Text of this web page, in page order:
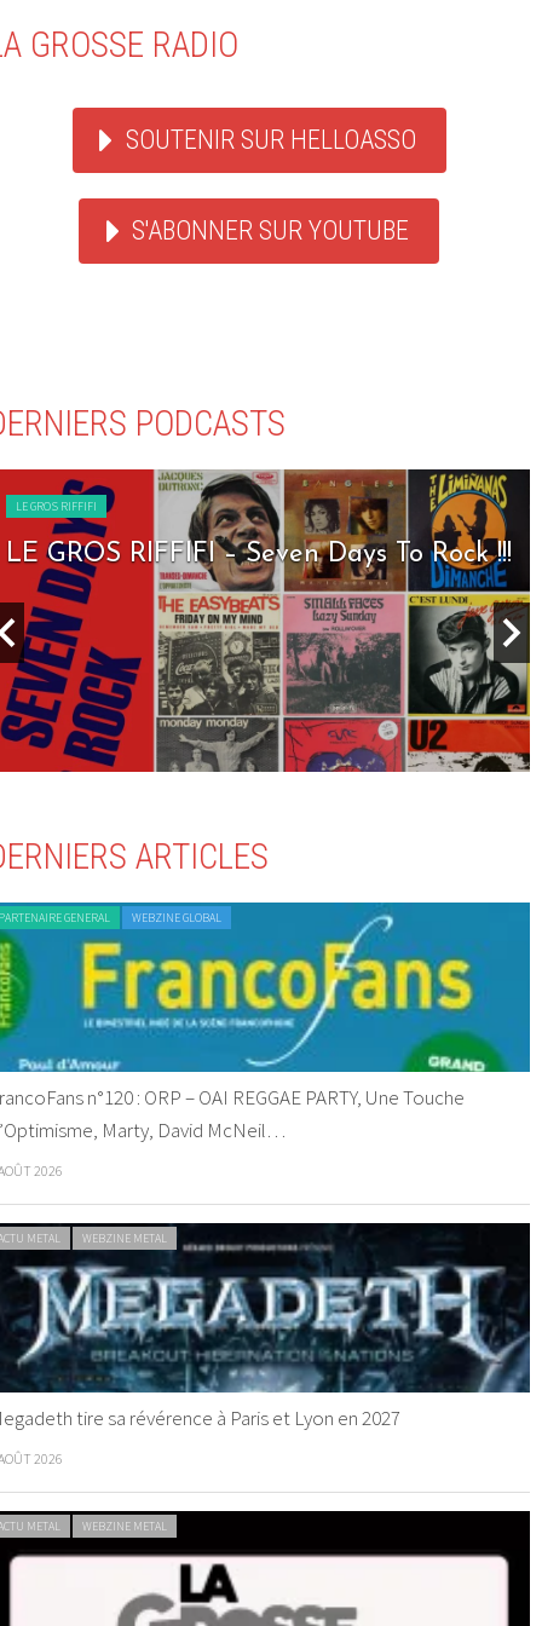
GROSSE RADIO
SOUTENIR SUR HELLOASSO
S'ABONNER SUR YOUTUBE
PODCASTS
LE GROS RIFFIFI
LE GROS RIFFIFI – Seven Days To Rock !!!
ARTICLES
GENERAL WEBZINE GLOBAL
n°120 : ORP – OAI REGGAE PARTY, Une Touche
Marty, David McNeil…
2026
METAL WEBZINE METAL
tire sa révérence à Paris et Lyon en 2027
2026
METAL WEBZINE METAL